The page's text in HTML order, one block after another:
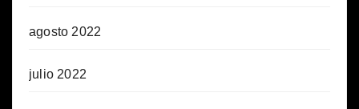
agosto 2022
julio 2022